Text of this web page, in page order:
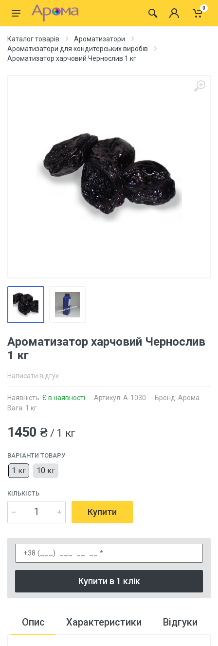
0
Каталог товарів
Ароматизатори
Ароматизатори для кондитерських виробів
Ароматизатор харчовий Чернослив 1 кг
Ароматизатор харчовий Чернослив
1 кг
Написати відгук
Наявність: Є в наявності Артикул: A-1030
Бренд: Арома
Вага: 1 кг
1450 ₴ / 1 кг
ВАРІАНТИ ТОВАРУ
1 кг 10 кг
КІЛЬКІСТЬ
Купити
Купити в 1 клік
Опис Характеристики Відгуки